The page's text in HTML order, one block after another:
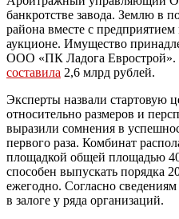
банкротстве завода. Землю в
района вместе с
аукционе. Имущество
ООО «ПК Ладога Еврострой».
составила 2,6 млрд рублей.
Эксперты назвали стартовую
относительно размеров и
выразили сомнения в
первого раза. Комбинат
площадкой общей площадью
способен выпускать порядка
ежегодно. Согласно
в залоге у ряда организаций.